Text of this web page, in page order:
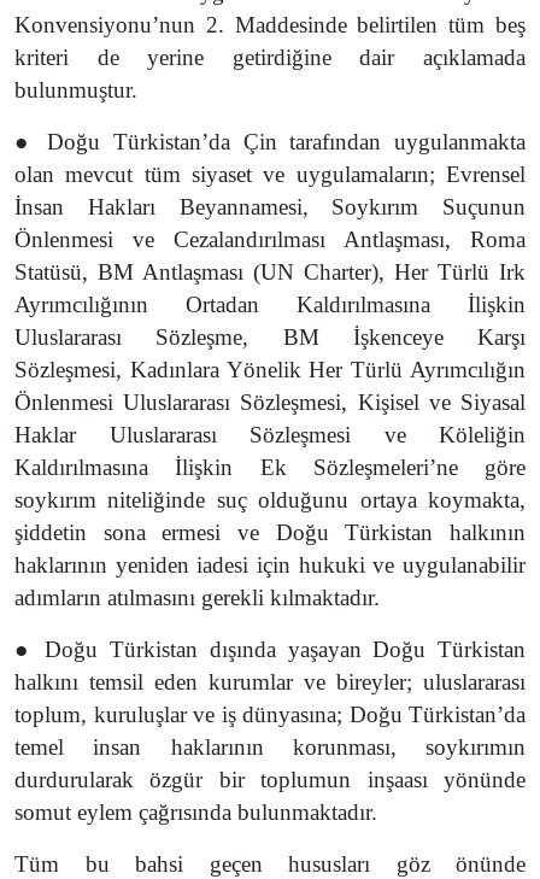
Konvensiyonu’nun 2. Maddesinde belirtilen tüm beş
kriteri de yerine getirdiğine dair açıklamada
bulunmuştur.
● Doğu Türkistan’da Çin tarafından uygulanmakta
olan mevcut tüm siyaset ve uygulamaların; Evrensel
İnsan Hakları Beyannamesi, Soykırım Suçunun
Önlenmesi ve Cezalandırılması Antlaşması, Roma
Statüsü, BM Antlaşması (UN Charter), Her Türlü Irk
Ayrımcılığının Ortadan Kaldırılmasına İlişkin
Uluslararası Sözleşme, BM İşkenceye Karşı
Sözleşmesi, Kadınlara Yönelik Her Türlü Ayrımcılığın
Önlenmesi Uluslararası Sözleşmesi, Kişisel ve Siyasal
Haklar Uluslararası Sözleşmesi ve Köleliğin
Kaldırılmasına İlişkin Ek Sözleşmeleri’ne göre
soykırım niteliğinde suç olduğunu ortaya koymakta,
şiddetin sona ermesi ve Doğu Türkistan halkının
haklarının yeniden iadesi için hukuki ve uygulanabilir
adımların atılmasını gerekli kılmaktadır.
● Doğu Türkistan dışında yaşayan Doğu Türkistan
halkını temsil eden kurumlar ve bireyler; uluslararası
toplum, kuruluşlar ve iş dünyasına; Doğu Türkistan’da
temel insan haklarının korunması, soykırımın
durdurularak özgür bir toplumun inşaası yönünde
somut eylem çağrısında bulunmaktadır.
Tüm bu bahsi geçen hususları göz önünde